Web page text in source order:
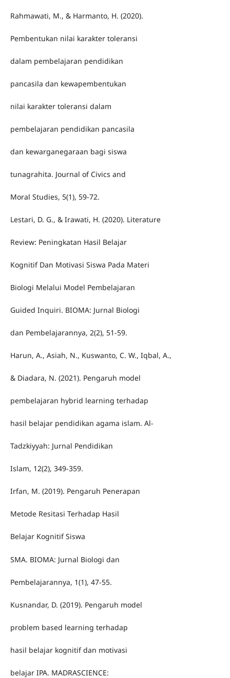
Rahmawati, M., & Harmanto, H. (2020).
Pembentukan nilai karakter toleransi
dalam pembelajaran pendidikan
pancasila dan kewapembentukan
nilai karakter toleransi dalam
pembelajaran pendidikan pancasila
dan kewarganegaraan bagi siswa
tunagrahita. Journal of Civics and
Moral Studies, 5(1), 59-72.
Lestari, D. G., & Irawati, H. (2020). Literature
Review: Peningkatan Hasil Belajar
Kognitif Dan Motivasi Siswa Pada Materi
Biologi Melalui Model Pembelajaran
Guided Inquiri. BIOMA: Jurnal Biologi
dan Pembelajarannya, 2(2), 51-59.
Harun, A., Asiah, N., Kuswanto, C. W., Iqbal, A.,
& Diadara, N. (2021). Pengaruh model
pembelajaran hybrid learning terhadap
hasil belajar pendidikan agama islam. Al-
Tadzkiyyah: Jurnal Pendidikan
Islam, 12(2), 349-359.
Irfan, M. (2019). Pengaruh Penerapan
Metode Resitasi Terhadap Hasil
Belajar Kognitif Siswa
SMA. BIOMA: Jurnal Biologi dan
Pembelajarannya, 1(1), 47-55.
Kusnandar, D. (2019). Pengaruh model
problem based learning terhadap
hasil belajar kognitif dan motivasi
belajar IPA. MADRASCIENCE: